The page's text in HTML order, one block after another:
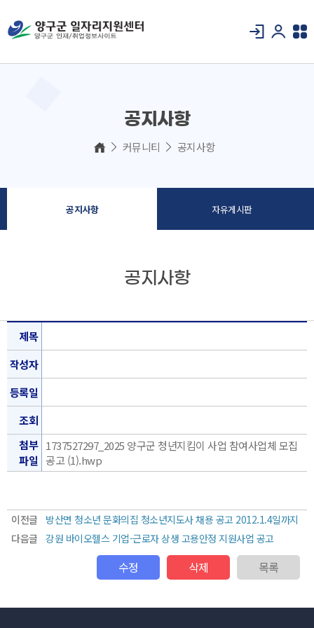
공지사항
커뮤니티 공지사항
공지사항 자유게시판
공지사항
제목
작성자
등록일
조회
첨부
파일
1737527297_2025 양구군 청년지킴이 사업 참여사업체 모집
공고 (1).hwp
이전글
방산면 청소년 문화의집 청소년지도사 채용 공고 2012.1.4일까지
다음글 강원 바이오헬스 기업-근로자 상생 고용안정 지원사업 공고
수정 삭제 목록